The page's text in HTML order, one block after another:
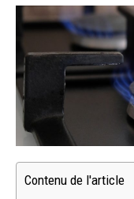
Contenu de l'article